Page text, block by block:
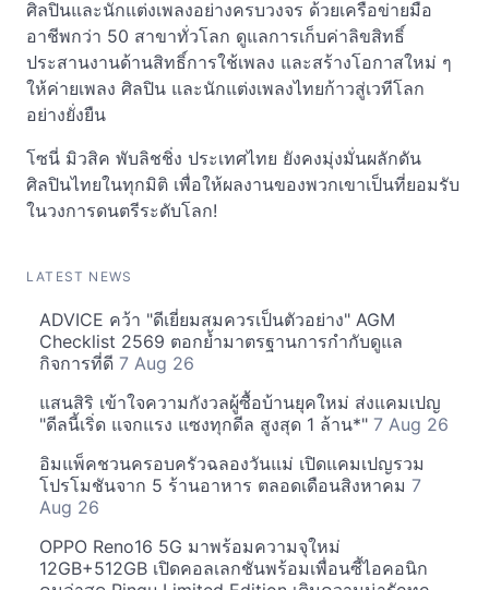
ศิลปินและนักแต่งเพลงอย่างครบวงจร ด้วยเครือข่ายมือ
อาชีพกว่า 50 สาขาทั่วโลก ดูแลการเก็บค่าลิขสิทธิ์
ประสานงานด้านสิทธิ์การใช้เพลง และสร้างโอกาสใหม่ ๆ
ให้ค่ายเพลง ศิลปิน และนักแต่งเพลงไทยก้าวสู่เวทีโลก
อย่างยั่งยืน
โซนี่ มิวสิค พับลิชชิ่ง ประเทศไทย ยังคงมุ่งมั่นผลักดัน
ศิลปินไทยในทุกมิติ เพื่อให้ผลงานของพวกเขาเป็นที่ยอมรับ
ในวงการดนตรีระดับโลก!
LATEST NEWS
ADVICE คว้า "ดีเยี่ยมสมควรเป็นตัวอย่าง" AGM
Checklist 2569 ตอกย้ำมาตรฐานการกำกับดูแล
กิจการที่ดี 7 Aug 26
แสนสิริ เข้าใจความกังวลผู้ซื้อบ้านยุคใหม่ ส่งแคมเปญ
"ดีลนี้เริ่ด แจกแรง แซงทุกดีล สูงสุด 1 ล้าน*" 7 Aug 26
อิมแพ็คชวนครอบครัวฉลองวันแม่ เปิดแคมเปญรวม
โปรโมชันจาก 5 ร้านอาหาร ตลอดเดือนสิงหาคม 7
Aug 26
OPPO Reno16 5G มาพร้อมความจุใหม่
12GB+512GB เปิดคอลเลกชันพร้อมเพื่อนซี้ไอคอนิก